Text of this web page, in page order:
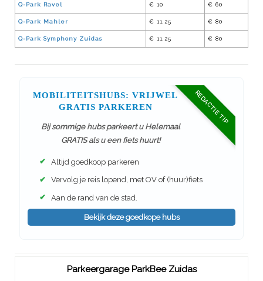
Q-Park Ravel € 10 € 60
Q-Park Mahler € 11,25 € 80
Q-Park Symphony Zuidas € 11,25 € 80
REDACTIE TIP
MOBILITEITSHUBS: VRIJWEL
GRATIS PARKEREN
Bij sommige hubs parkeert u Helemaal
GRATIS als u een fiets huurt!
✔ Altijd goedkoop parkeren
✔ Vervolg je reis lopend, met OV of (huur)fiets
✔ Aan de rand van de stad.
Bekijk deze goedkope hubs
Parkeergarage ParkBee Zuidas